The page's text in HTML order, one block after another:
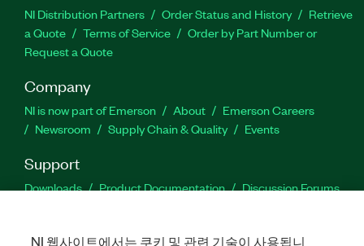
NI Distribution Partners Order Status and History
Retrieve
a Quote
Terms of Service
Order by Part Number or
Request a Quote
Company
NI is now part of Emerson About
Emerson Careers
Newsroom
Supply Chain & Quality Events
Support
Downloads Product Documentation
Discussion Forums
NI 웹사이트에서는 쿠키 및 관련 기술이 사용됩니